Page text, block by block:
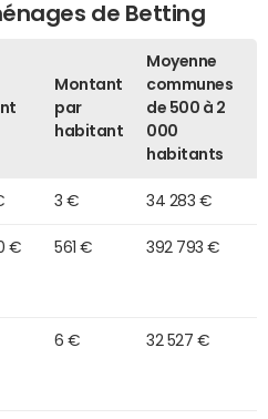
de Betting
Montant
par
habitant
Moyenne
communes
de 500 à 2
000
habitants
3 € 34 283 €
€ 561 € 392 793 €
6 € 32 527 €